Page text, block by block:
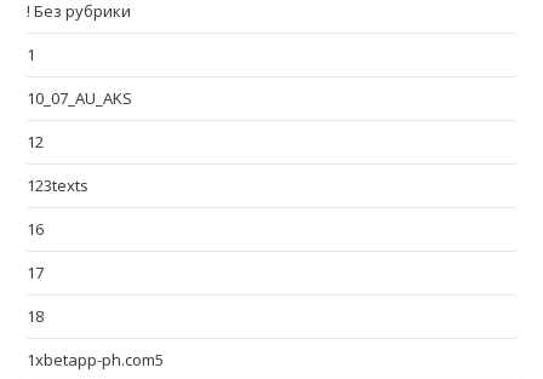
! Без рубрики
1
10_07_AU_AKS
12
123texts
16
17
18
1xbetapp-ph.com5